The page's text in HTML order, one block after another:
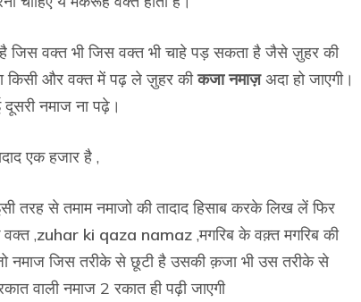
जिस वक्त भी जिस वक्त भी चाहे पड़ सकता है जैसे ज़ुहर की
किसी और वक्त में पढ़ ले ज़ुहर कीकजा नमाज़अदा हो जाएगी।
नमाज ना पढ़े।
एक हजार है ,
तरह से तमाम नमाजो की तादाद हिसाब करके लिख लें फिर
,zuhar ki qaza namaz,मगरिब के वक़्त मगरिब की
नमाज जिस तरीके से छूटी है उसकी क़जा भी उस तरीके से
वाली नमाज 2 रकात ही पढ़ी जाएगी